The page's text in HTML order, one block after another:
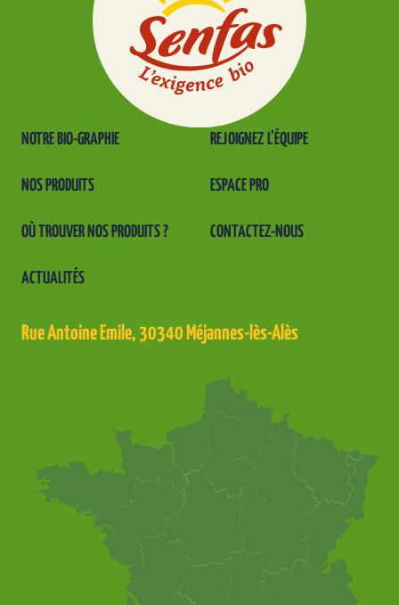
NOTRE BIO-GRAPHIE REJOIGNEZ L’ÉQUIPE
NOS PRODUITS ESPACE PRO
OÙ TROUVER NOS PRODUITS ? CONTACTEZ-NOUS
ACTUALITÉS
Rue Antoine Emile, 30340 Méjannes-lès-Alès